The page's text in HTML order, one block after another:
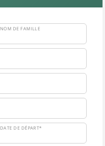
NOM DE FAMILLE
DATE DE DÉPART*